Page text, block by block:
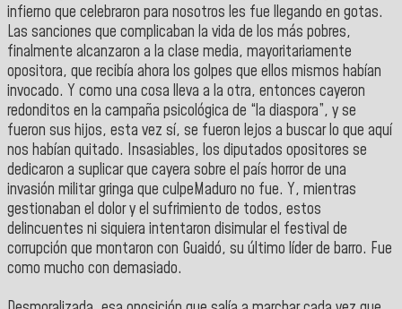
infierno que celebraron para nosotros les fue llegando en gotas.
Las sanciones que complicaban la vida de los más pobres,
finalmente alcanzaron a la clase media, mayoritariamente
opositora, que recibía ahora los golpes que ellos mismos habían
invocado. Y como una cosa lleva a la otra, entonces cayeron
redonditos en la campaña psicológica de “la diaspora”, y se
fueron sus hijos, esta vez sí, se fueron lejos a buscar lo que aquí
nos habían quitado. Insasiables, los diputados opositores se
dedicaron a suplicar que cayera sobre el país horror de una
invasión militar gringa que culpeMaduro no fue. Y, mientras
gestionaban el dolor y el sufrimiento de todos, estos
delincuentes ni siquiera intentaron disimular el festival de
corrupción que montaron con Guaidó, su último líder de barro. Fue
como mucho con demasiado.